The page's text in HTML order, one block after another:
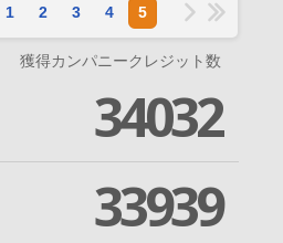
1 2 3 4 5
獲得カンパニークレジット数
34032
33939